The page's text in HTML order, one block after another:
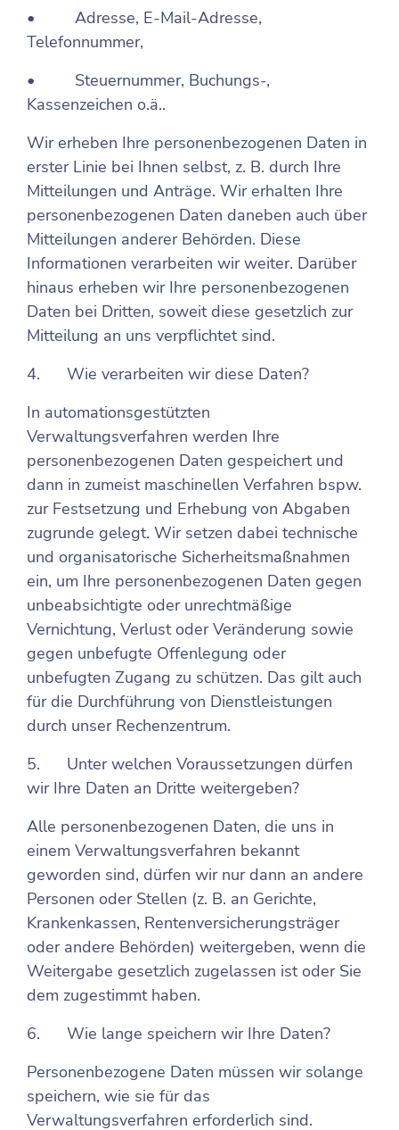
• Adresse, E-Mail-Adresse,
Telefonnummer,
• Steuernummer, Buchungs-,
Kassenzeichen o.ä..
Wir erheben Ihre personenbezogenen Daten in
erster Linie bei Ihnen selbst, z. B. durch Ihre
Mitteilungen und Anträge. Wir erhalten Ihre
personenbezogenen Daten daneben auch über
Mitteilungen anderer Behörden. Diese
Informationen verarbeiten wir weiter. Darüber
hinaus erheben wir Ihre personenbezogenen
Daten bei Dritten, soweit diese gesetzlich zur
Mitteilung an uns verpflichtet sind.
4. Wie verarbeiten wir diese Daten?
In automationsgestützten
Verwaltungsverfahren werden Ihre
personenbezogenen Daten gespeichert und
dann in zumeist maschinellen Verfahren bspw.
zur Festsetzung und Erhebung von Abgaben
zugrunde gelegt. Wir setzen dabei technische
und organisatorische Sicherheitsmaßnahmen
ein, um Ihre personenbezogenen Daten gegen
unbeabsichtigte oder unrechtmäßige
Vernichtung, Verlust oder Veränderung sowie
gegen unbefugte Offenlegung oder
unbefugten Zugang zu schützen. Das gilt auch
für die Durchführung von Dienstleistungen
durch unser Rechenzentrum.
5. Unter welchen Voraussetzungen dürfen
wir Ihre Daten an Dritte weitergeben?
Alle personenbezogenen Daten, die uns in
einem Verwaltungsverfahren bekannt
geworden sind, dürfen wir nur dann an andere
Personen oder Stellen (z. B. an Gerichte,
Krankenkassen, Rentenversicherungsträger
oder andere Behörden) weitergeben, wenn die
Weitergabe gesetzlich zugelassen ist oder Sie
dem zugestimmt haben.
6. Wie lange speichern wir Ihre Daten?
Personenbezogene Daten müssen wir solange
speichern, wie sie für das
Verwaltungsverfahren erforderlich sind.